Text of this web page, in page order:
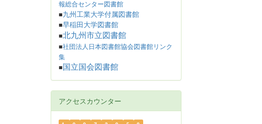
報総合センター図書館
■九州工業大学付属図書館
■早稲田大学図書館
■北九州市立図書館
■社団法人日本図書館協会図書館リンク
集
■ 国立国会図書館
アクセスカウンター